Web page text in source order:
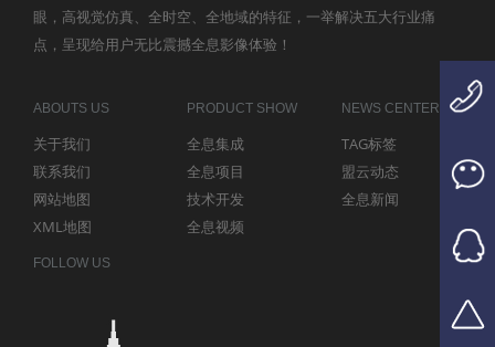
眼，高视觉仿真、全时空、全地域的特征，一举解决五大行业痛
点，呈现给用户无比震撼全息影像体验！
ABOUTS US
关于我们
联系我们
网站地图
XML地图
PRODUCT SHOW
全息集成
全息项目
技术开发
全息视频
NEWS CENTER
TAG标签
盟云动态
全息新闻
FOLLOW US